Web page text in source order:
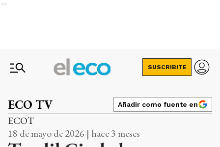
Ads
SUSCRIBITE
ECO TV Añadir como fuente en
ECOT
18 de mayo de 2026 | hace 3 meses